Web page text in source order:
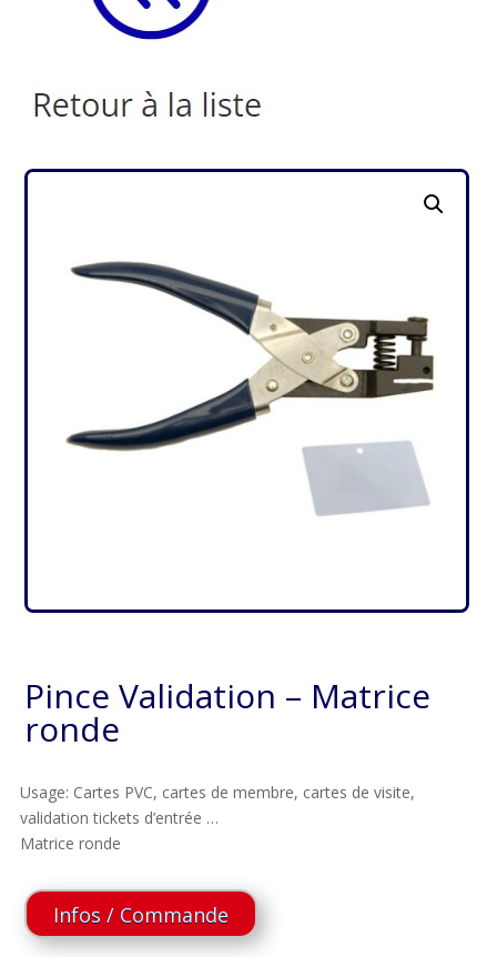
Pince Validation – Matrice
ronde
Usage: Cartes PVC, cartes de membre, cartes de visite,
validation tickets d’entrée …
Matrice ronde
Infos / Commande